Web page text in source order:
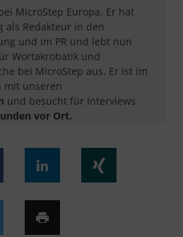
MicroStep Europa. Er hat
als Redakteur in den
und im PR und lebt nun
Wortakrobatik und
bei MicroStep aus. Er ist im
mit unseren
und besucht für Interviews
vor Ort.​